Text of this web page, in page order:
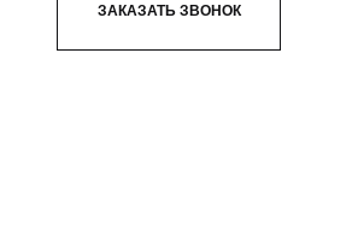
ЗАКАЗАТЬ ЗВОНОК